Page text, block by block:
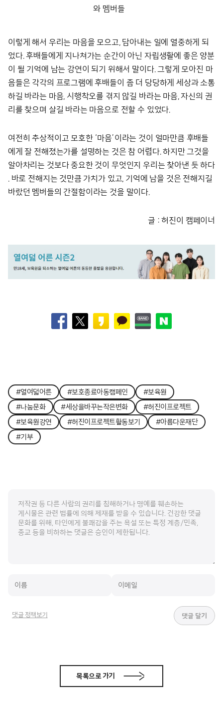
와 멤버들
이렇게 해서 우리는 마음을 모으고, 담아내는 일에 열중하게 되
었다. 후배들에게 지나쳐가는 순간이 아닌 자립생활에 좋은 양분
이 될 기억에 남는 강연이 되기 위해서 말이다. 그렇게 모아진 마
음들은 각각의 프로그램에 후배들이 좀 더 당당하게 세상과 소통
하길 바라는 마음, 시행착오를 겪지 않길 바라는 마음, 자신의 권
리를 찾으며 살길 바라는 마음으로 전할 수 있었다.
여전히 추상적이고 모호한 ‘마음’이라는 것이 얼마만큼 후배들
에게 잘 전해졌는가를 설명하는 것은 참 어렵다. 하지만 그것을
알아차리는 것보다 중요한 것이 무엇인지 우리는 찾아낸 듯 하다
. 바로 전해지는 것만큼 가치가 있고, 기억에 남을 것은 전해지길
바랐던 멤버들의 간절함이라는 것을 말이다.
글 : 허진이 캠페이너
#열여덟어른 #보호종료아동캠페인
#보육원
#나눔문화
#세상을바꾸는작은변화
#허진이프로젝트
#보육원강연
#허진이프로젝트활동보기
#아름다운재단
#기부
댓글 정책보기
목록으로 가기